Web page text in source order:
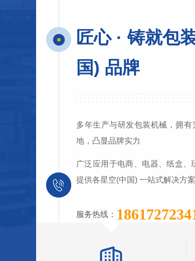
匠心 · 铸就包
国) 品牌
多年生产与研发包装机械，拥
地，凸显品牌实力
广泛应用于电商、电器、纸盒、
提供各星空(中国) 一站式解决方案
服务热线：